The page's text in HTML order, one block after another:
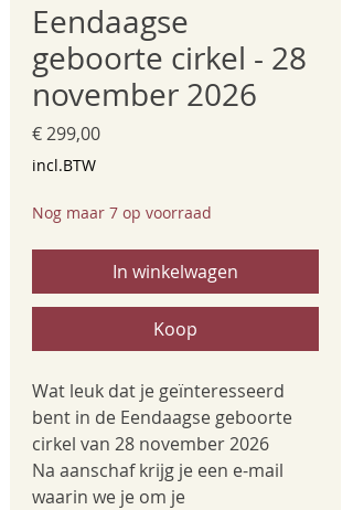
Eendaagse
geboorte cirkel - 28
november 2026
€ 299,00Prijs
incl.BTW
Nog maar 7 op voorraad
In winkelwagen
Koop
Wat leuk dat je geïnteresseerd
bent in de Eendaagse geboorte
cirkel van 28 november 2026
Na aanschaf krijg je een e-mail
waarin we je om je